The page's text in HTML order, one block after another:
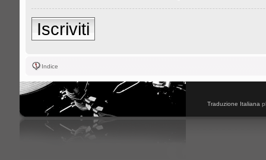
Iscriviti
Indice
Traduzione Italiana